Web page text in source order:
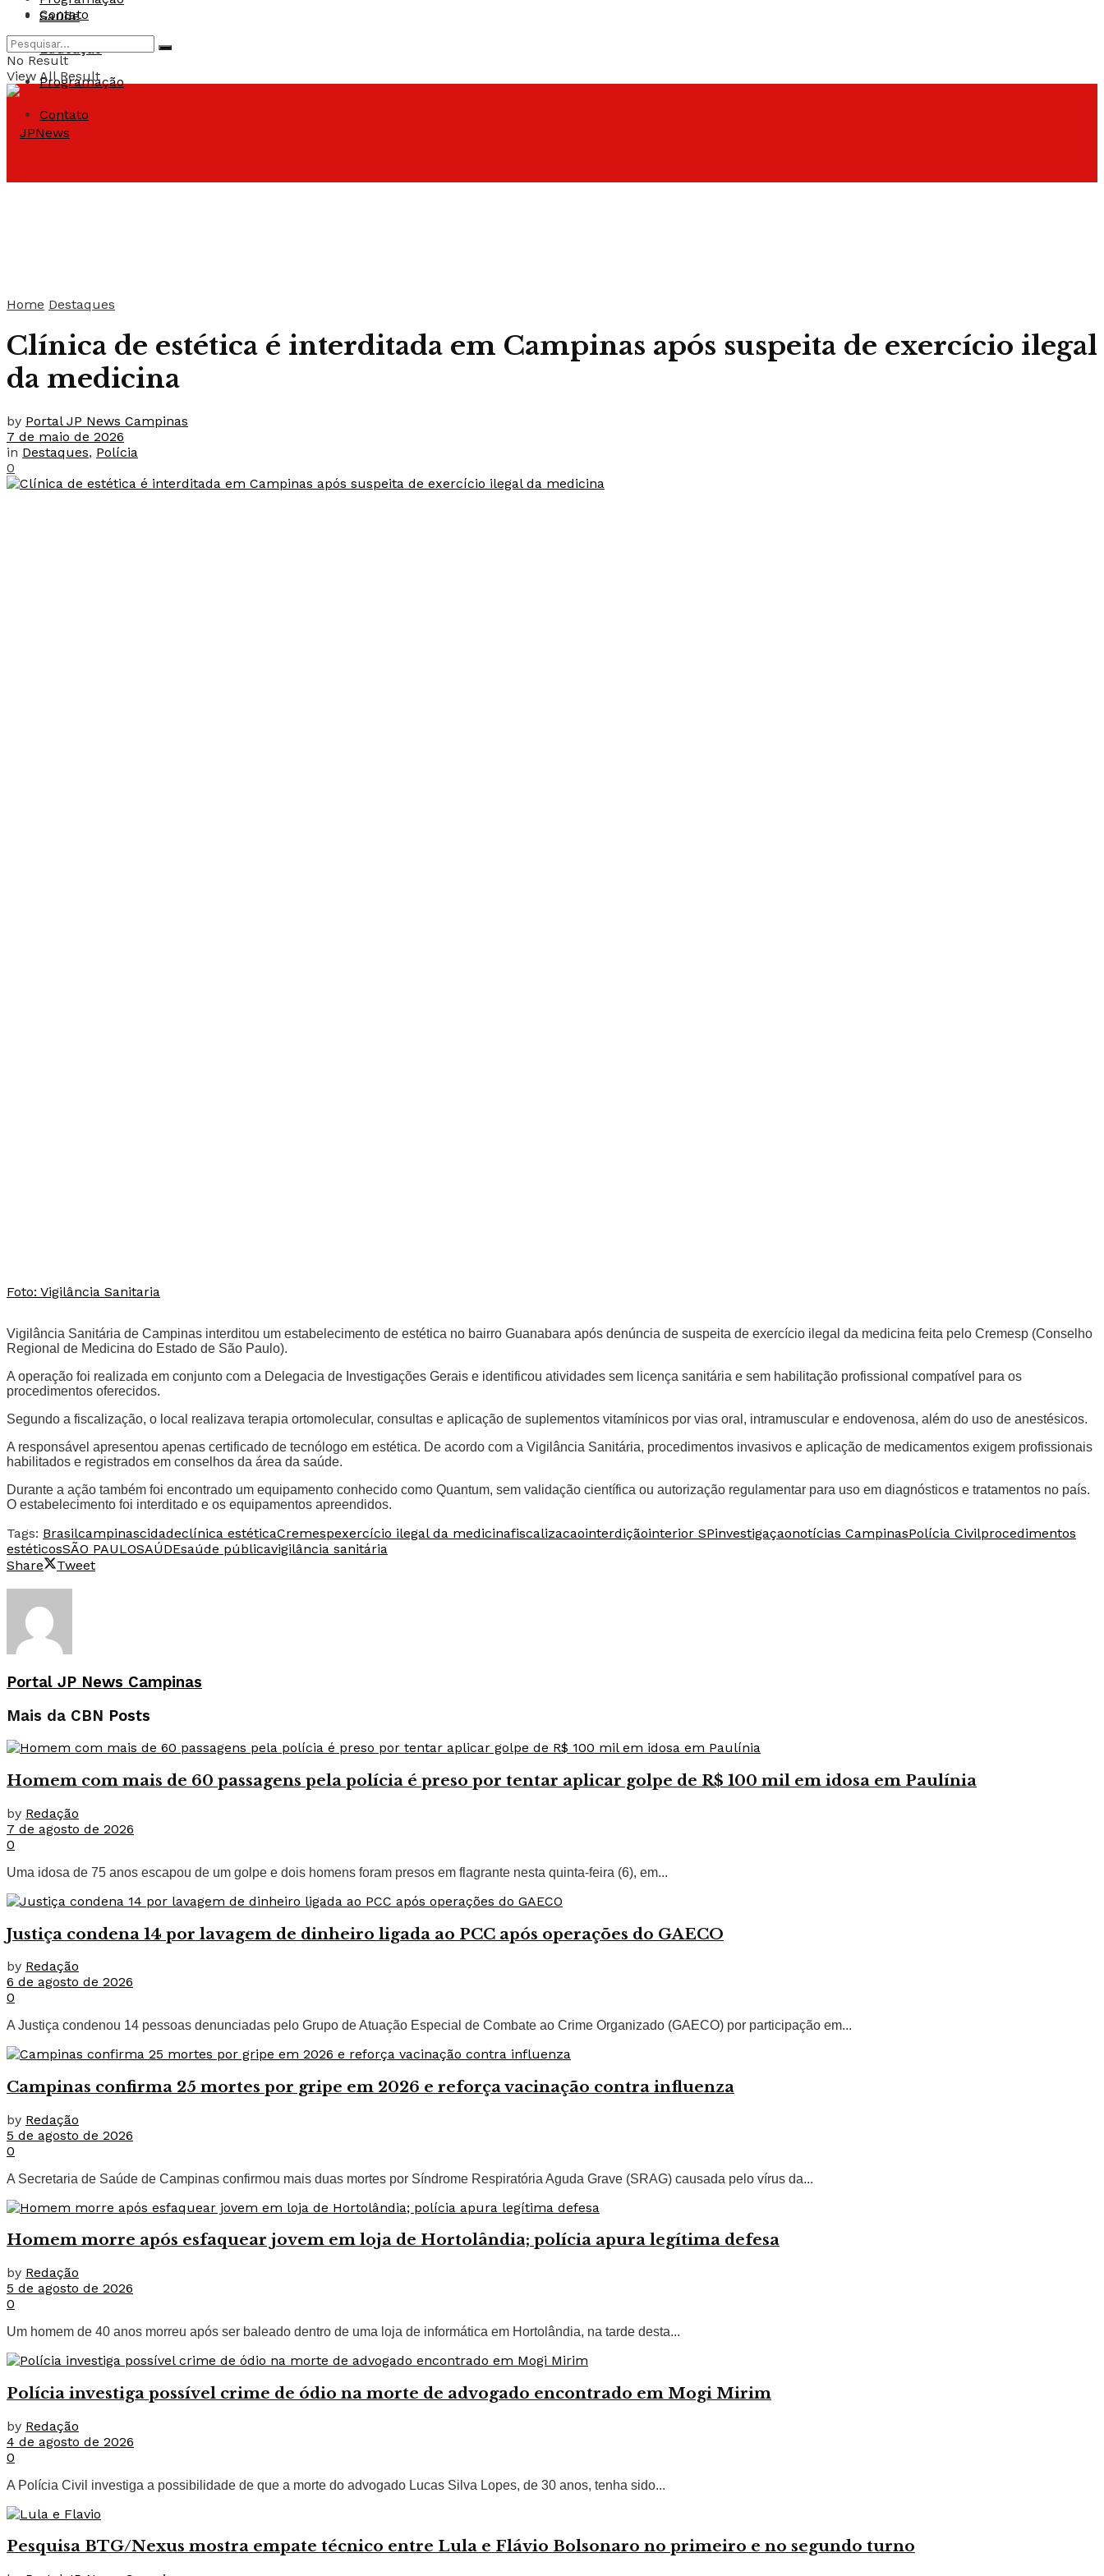
Saúde
Educação
Programação
Contato
Contato
No Result
View All Result
Home Destaques
Clínica de estética é interditada em Campinas após suspeita de exercício ilegal
da medicina
by Portal JP News Campinas
7 de maio de 2026
in Destaques, Polícia
0
Foto: Vigilância Sanitaria
Vigilância Sanitária de Campinas interditou um estabelecimento de estética no bairro Guanabara após denúncia de suspeita de exercício ilegal da medicina feita pelo Cremesp (Conselho
Regional de Medicina do Estado de São Paulo).
A operação foi realizada em conjunto com a Delegacia de Investigações Gerais e identificou atividades sem licença sanitária e sem habilitação profissional compatível para os
procedimentos oferecidos.
Segundo a fiscalização, o local realizava terapia ortomolecular, consultas e aplicação de suplementos vitamínicos por vias oral, intramuscular e endovenosa, além do uso de anestésicos.
A responsável apresentou apenas certificado de tecnólogo em estética. De acordo com a Vigilância Sanitária, procedimentos invasivos e aplicação de medicamentos exigem profissionais
habilitados e registrados em conselhos da área da saúde.
Durante a ação também foi encontrado um equipamento conhecido como Quantum, sem validação científica ou autorização regulamentar para uso em diagnósticos e tratamentos no país.
O estabelecimento foi interditado e os equipamentos apreendidos.
Tags: Brasilcampinascidadeclínica estéticaCremespexercício ilegal da medicinafiscalizacaointerdiçãointerior SPinvestigaçaonotícias CampinasPolícia Civilprocedimentos
estéticosSÃO PAULOSAÚDEsaúde públicavigilância sanitária
Share
Tweet
Portal JP News Campinas
Mais da CBN Posts
Homem com mais de 60 passagens pela polícia é preso por tentar aplicar golpe de R$ 100 mil em idosa em Paulínia
by Redação
7 de agosto de 2026
0
Uma idosa de 75 anos escapou de um golpe e dois homens foram presos em flagrante nesta quinta-feira (6), em...
Justiça condena 14 por lavagem de dinheiro ligada ao PCC após operações do GAECO
by Redação
6 de agosto de 2026
0
A Justiça condenou 14 pessoas denunciadas pelo Grupo de Atuação Especial de Combate ao Crime Organizado (GAECO) por participação em...
Campinas confirma 25 mortes por gripe em 2026 e reforça vacinação contra influenza
by Redação
5 de agosto de 2026
0
A Secretaria de Saúde de Campinas confirmou mais duas mortes por Síndrome Respiratória Aguda Grave (SRAG) causada pelo vírus da...
Homem morre após esfaquear jovem em loja de Hortolândia; polícia apura legítima defesa
by Redação
5 de agosto de 2026
0
Um homem de 40 anos morreu após ser baleado dentro de uma loja de informática em Hortolândia, na tarde desta...
Polícia investiga possível crime de ódio na morte de advogado encontrado em Mogi Mirim
by Redação
4 de agosto de 2026
0
A Polícia Civil investiga a possibilidade de que a morte do advogado Lucas Silva Lopes, de 30 anos, tenha sido...
Pesquisa BTG/Nexus mostra empate técnico entre Lula e Flávio Bolsonaro no primeiro e no segundo turno